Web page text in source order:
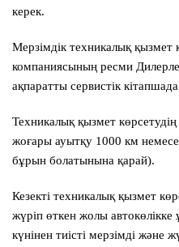
керек.
Мерзімдік техникалық қызмет
компаниясының ресми
ақпаратты сервистік
Техникалық қызмет
жоғары ауытқу 1000 км немесе
бұрын болатынына қарай).
Кезекті техникалық қызмет
жүріп өткен жолы автокөлікке
күнінен тиісті мерзімді және